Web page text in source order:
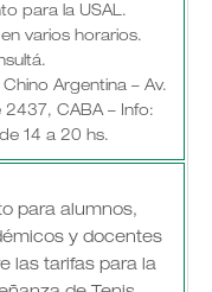
para la USAL.
varios horarios.
Argentina – Av.
CABA – Info:
14 a 20 hs.
para alumnos,
y docentes
las tarifas para la